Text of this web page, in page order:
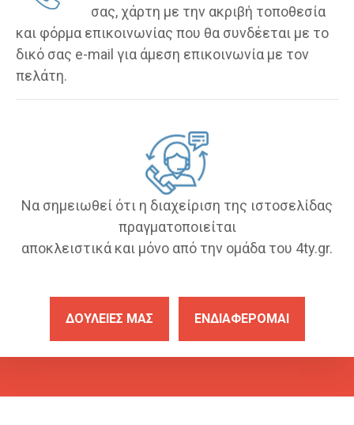
σας, χάρτη με την ακριβή τοποθεσία
και φόρμα επικοινωνίας που θα συνδέεται με το
δικό σας e-mail για άμεση επικοινωνία με τον
πελάτη.
Να σημειωθεί ότι η διαχείριση της ιστοσελίδας
πραγματοποιείται
αποκλειστικά και μόνο από την ομάδα του 4ty.gr.
ΔΟΥΛΕΙΕΣ ΜΑΣ ΕΝΔΙΑΦΕΡΟΜΑΙ